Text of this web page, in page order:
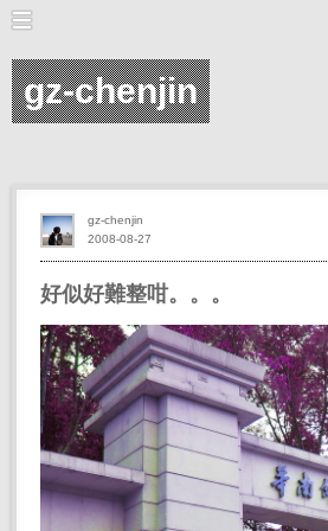
gz-chenjin
好似好難整咁。。。
2008-08-27
gz-chenjin